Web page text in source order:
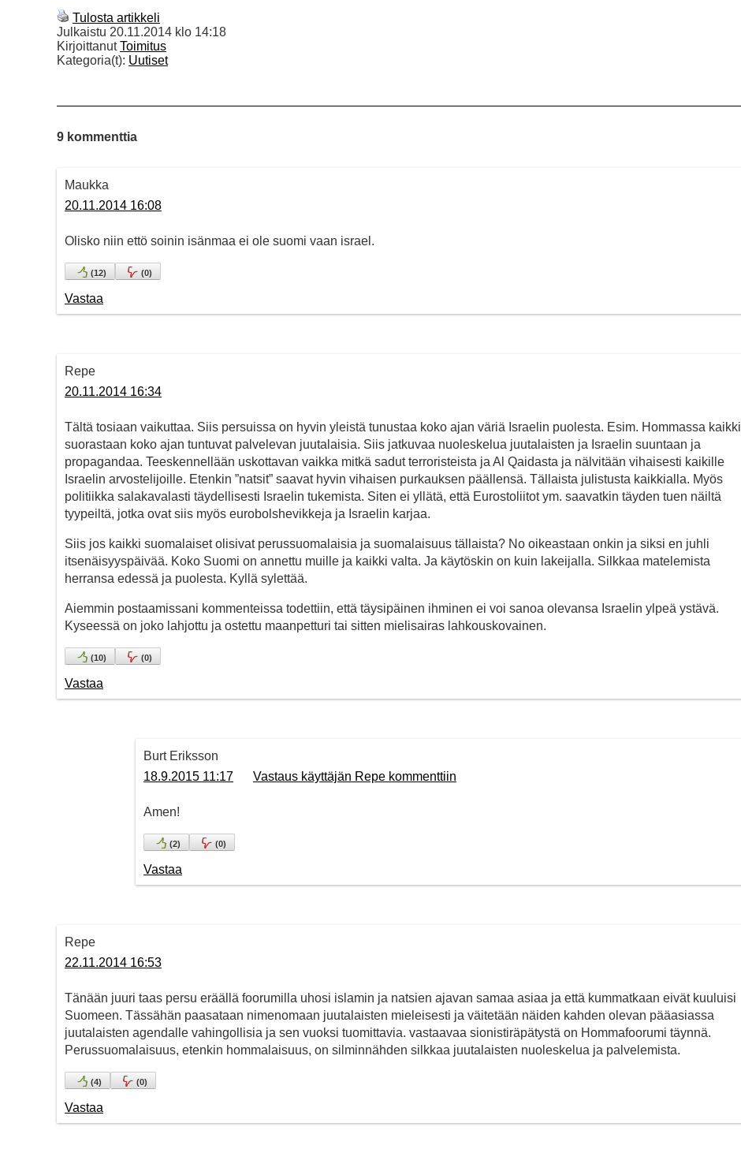
Tulosta artikkeli
Julkaistu 20.11.2014 klo 14:18
KirjoittanutToimitus
Kategoria(t): Uutiset
9 kommenttia
Maukka
20.11.2014 16:08
Olisko niin ettö soinin isänmaa ei ole suomi vaan israel.
(12) (0)
Vastaa
Repe
20.11.2014 16:34
Tältä tosiaan vaikuttaa. Siis persuissa on hyvin yleistä tunustaa koko ajan väriä Israelin puolesta. Esim. Hommassa kaikki
suorastaan koko ajan tuntuvat palvelevan juutalaisia. Siis jatkuvaa nuoleskelua juutalaisten ja Israelin suuntaan ja
propagandaa. Teeskennellään uskottavan vaikka mitkä sadut terroristeista ja Al Qaidasta ja nälvitään vihaisesti kaikille
Israelin arvostelijoille. Etenkin ”natsit” saavat hyvin vihaisen purkauksen päällensä. Tällaista julistusta kaikkialla. Myös
politiikka salakavalasti täydellisesti Israelin tukemista. Siten ei yllätä, että Eurostoliitot ym. saavatkin täyden tuen näiltä
tyypeiltä, jotka ovat siis myös eurobolshevikkeja ja Israelin karjaa.
Siis jos kaikki suomalaiset olisivat perussuomalaisia ja suomalaisuus tällaista? No oikeastaan onkin ja siksi en juhli
itsenäisyyspäivää. Koko Suomi on annettu muille ja kaikki valta. Ja käytöskin on kuin lakeijalla. Silkkaa matelemista
herransa edessä ja puolesta. Kyllä sylettää.
Aiemmin postaamissani kommenteissa todettiin, että täysipäinen ihminen ei voi sanoa olevansa Israelin ylpeä ystävä.
Kyseessä on joko lahjottu ja ostettu maanpetturi tai sitten mielisairas lahkouskovainen.
(10) (0)
Vastaa
Burt Eriksson
18.9.2015 11:17
Vastaus käyttäjän Repe kommenttiin
Amen!
(2) (0)
Vastaa
Repe
22.11.2014 16:53
Tänään juuri taas persu eräällä foorumilla uhosi islamin ja natsien ajavan samaa asiaa ja että kummatkaan eivät kuuluisi
Suomeen. Tässähän paasataan nimenomaan juutalaisten mieleisesti ja väitetään näiden kahden olevan pääasiassa
juutalaisten agendalle vahingollisia ja sen vuoksi tuomittavia. vastaavaa sionistiräpätystä on Hommafoorumi täynnä.
Perussuomalaisuus, etenkin hommalaisuus, on silminnähden silkkaa juutalaisten nuoleskelua ja palvelemista.
(4) (0)
Vastaa